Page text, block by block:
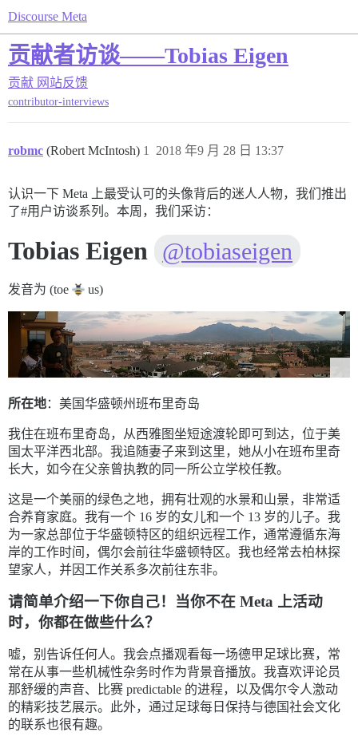
Discourse Meta
贡献者访谈——Tobias Eigen
贡献 网站反馈
contributor-interviews
robmc (Robert McIntosh) 2018 年9 月 28 日 13:37
1
认识一下 Meta 上最受认可的头像背后的迷人人物，我们推出
了#用户访谈系列。本周，我们采访：
Tobias Eigen @tobiaseigen
发音为 (toe us)
所在地：美国华盛顿州班布里奇岛
我住在班布里奇岛，从西雅图坐短途渡轮即可到达，位于美
国太平洋西北部。我追随妻子来到这里，她从小在班布里奇
长大，如今在父亲曾执教的同一所公立学校任教。
这是一个美丽的绿色之地，拥有壮观的水景和山景，非常适
合养育家庭。我有一个 16 岁的女儿和一个 13 岁的儿子。我
为一家总部位于华盛顿特区的组织远程工作，通常遵循东海
岸的工作时间，偶尔会前往华盛顿特区。我也经常去柏林探
望家人，并因工作关系多次前往东非。
请简单介绍一下你自己！当你不在 Meta 上活动
时，你都在做些什么？
嘘，别告诉任何人。我会点播观看每一场德甲足球比赛，常
常在从事一些机械性杂务时作为背景音播放。我喜欢评论员
那舒缓的声音、比赛 predictable 的进程，以及偶尔令人激动
的精彩技艺展示。此外，通过足球每日保持与德国社会文化
的联系也很有趣。